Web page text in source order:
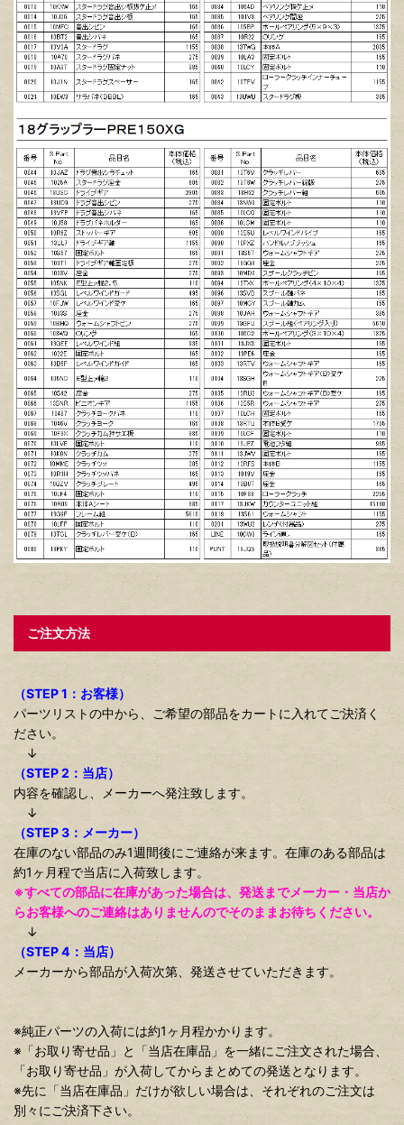
ご注文方法
（STEP 1：お客様）
パーツリストの中から、ご希望の部品をカートに入れてご決済く
ださい。
↓
（STEP 2：当店）
内容を確認し、メーカーへ発注致します。
↓
（STEP 3：メーカー）
在庫のない部品のみ1週間後にご連絡が来ます。在庫のある部品は
約1ヶ月程で当店に入荷致します。
※すべての部品に在庫があった場合は、発送までメーカー・当店か
らお客様へのご連絡はありませんのでそのままお待ちください。
↓
（STEP 4：当店）
メーカーから部品が入荷次第、発送させていただきます。
※純正パーツの入荷には約1ヶ月程かかります。
※「お取り寄せ品」と「当店在庫品」を一緒にご注文された場合、
「お取り寄せ品」が入荷してからまとめての発送となります。
※先に「当店在庫品」だけが欲しい場合は、それぞれのご注文は
別々にご決済下さい。